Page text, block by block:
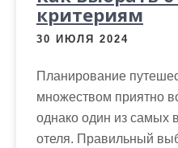
критериям
30 ИЮЛЯ 2024
Планирование
множеством приятно
однако один из
отеля. Правильный